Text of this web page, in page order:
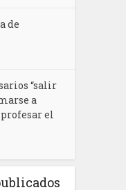
de
“salir
a
el